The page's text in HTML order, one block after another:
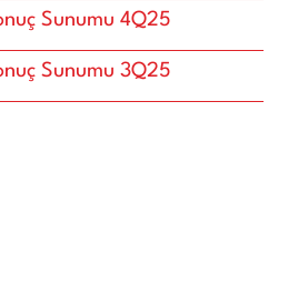
Sunumu 4Q25
Sunumu 3Q25